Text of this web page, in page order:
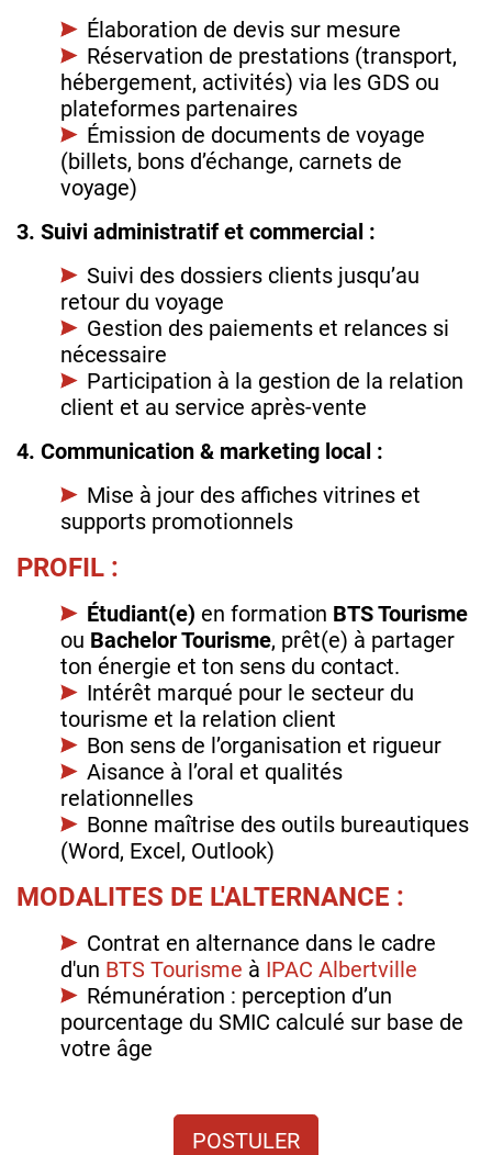
Élaboration de devis sur mesure
Réservation de prestations (transport,
hébergement, activités) via les GDS ou
plateformes partenaires
Émission de documents de voyage
(billets, bons d’échange, carnets de
voyage)
3. Suivi administratif et commercial :
Suivi des dossiers clients jusqu’au
retour du voyage
Gestion des paiements et relances si
nécessaire
Participation à la gestion de la relation
client et au service après-vente
4. Communication & marketing local :
Mise à jour des affiches vitrines et
supports promotionnels
PROFIL :
Étudiant(e) en formation BTS Tourisme
ou Bachelor Tourisme, prêt(e) à partager
ton énergie et ton sens du contact.
Intérêt marqué pour le secteur du
tourisme et la relation client
Bon sens de l’organisation et rigueur
Aisance à l’oral et qualités
relationnelles
Bonne maîtrise des outils bureautiques
(Word, Excel, Outlook)
MODALITES DE L'ALTERNANCE :
Contrat en alternance dans le cadre
d'un BTS Tourisme à IPAC Albertville
Rémunération : perception d’un
pourcentage du SMIC calculé sur base de
votre âge
POSTULER